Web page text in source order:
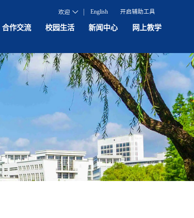
欢迎 English 开启辅助工具
合作交流 校园生活 新闻中心 网上教学